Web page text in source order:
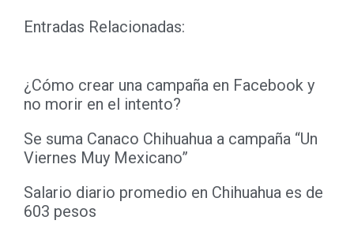
Entradas Relacionadas:
¿Cómo crear una campaña en Facebook y
no morir en el intento?
Se suma Canaco Chihuahua a campaña “Un
Viernes Muy Mexicano”
Salario diario promedio en Chihuahua es de
603 pesos